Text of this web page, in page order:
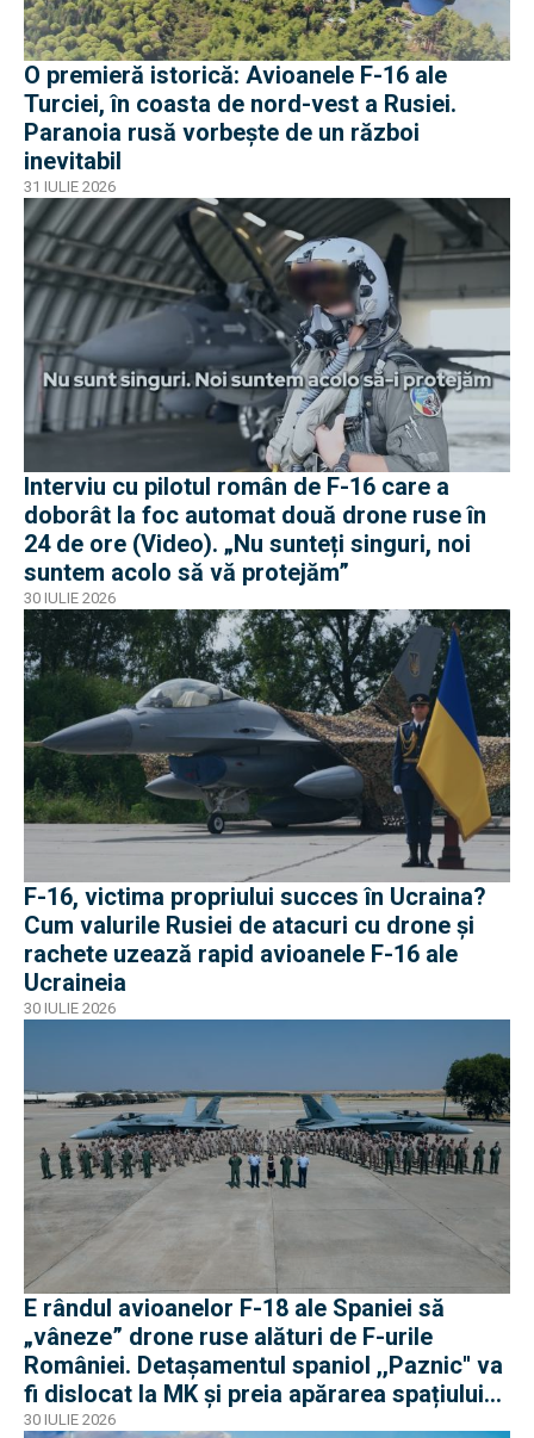
O premieră istorică: Avioanele F-16 ale
Turciei, în coasta de nord-vest a Rusiei.
Paranoia rusă vorbește de un război
inevitabil
31 IULIE 2026
Interviu cu pilotul român de F-16 care a
doborât la foc automat două drone ruse în
24 de ore (Video). „Nu sunteți singuri, noi
suntem acolo să vă protejăm”
30 IULIE 2026
F-16, victima propriului succes în Ucraina?
Cum valurile Rusiei de atacuri cu drone și
rachete uzează rapid avioanele F-16 ale
Ucraineia
30 IULIE 2026
E rândul avioanelor F-18 ale Spaniei să
„vâneze” drone ruse alături de F-urile
României. Detașamentul spaniol ,,Paznic'' va
fi dislocat la MK și preia apărarea spațiului
aerian românesc
30 IULIE 2026